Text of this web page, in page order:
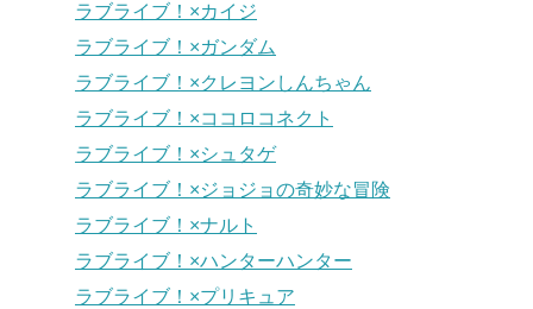
ラブライブ！×カイジ
ラブライブ！×ガンダム
ラブライブ！×クレヨンしんちゃん
ラブライブ！×ココロコネクト
ラブライブ！×シュタゲ
ラブライブ！×ジョジョの奇妙な冒険
ラブライブ！×ナルト
ラブライブ！×ハンターハンター
ラブライブ！×プリキュア